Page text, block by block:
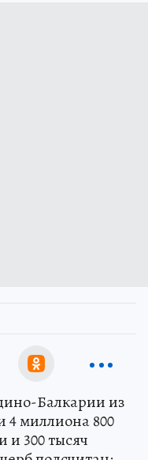
Балкарии из
4 миллиона 800
и 300 тысяч